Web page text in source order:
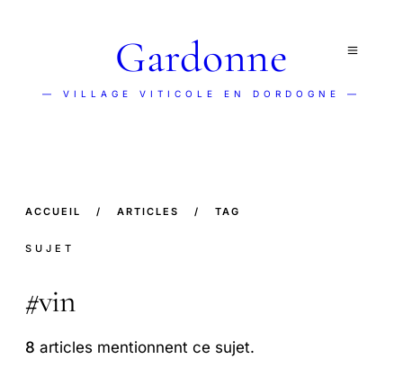
Gardonne
— VILLAGE VITICOLE EN DORDOGNE —
ACCUEIL / ARTICLES / TAG
SUJET
#vin
8 articles mentionnent ce sujet.